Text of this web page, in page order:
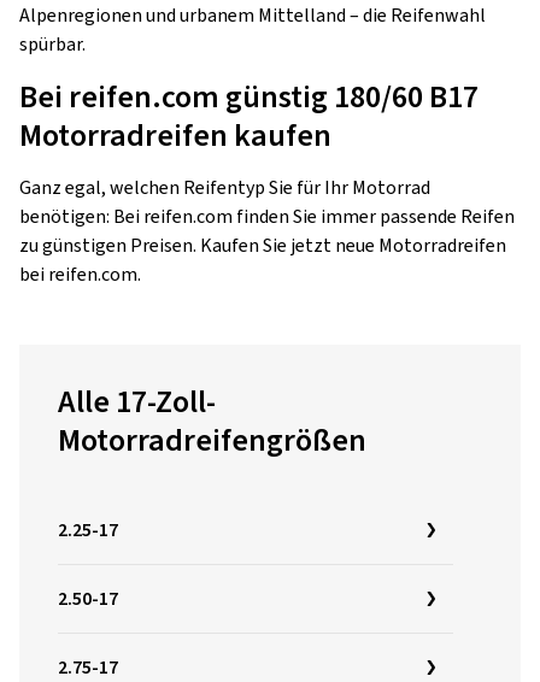
Alpenregionen und urbanem Mittelland – die Reifenwahl
spürbar.
Bei reifen.com günstig 180/60 B17
Motorradreifen kaufen
Ganz egal, welchen Reifentyp Sie für Ihr Motorrad
benötigen: Bei reifen.com finden Sie immer passende Reifen
zu günstigen Preisen. Kaufen Sie jetzt neue Motorradreifen
bei reifen.com.
Alle 17-Zoll-
Motorradreifengrößen
2.25-17
2.50-17
2.75-17